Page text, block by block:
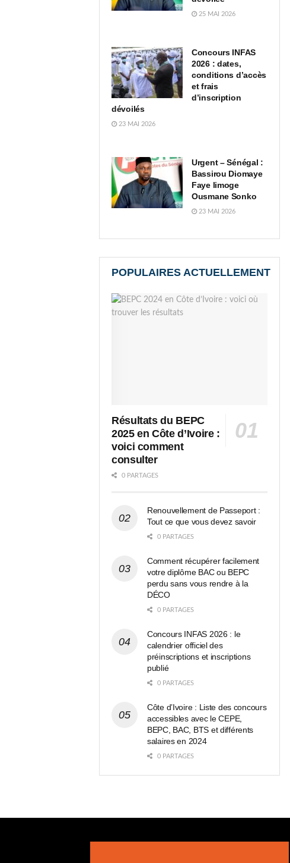
25 MAI 2026
Concours INFAS
2026 : dates,
conditions d’accès
et frais
d’inscription
dévoilés
23 MAI 2026
Urgent – Sénégal :
Bassirou Diomaye
Faye limoge
Ousmane Sonko
23 MAI 2026
POPULAIRES ACTUELLEMENT
Résultats du BEPC
2025 en Côte d’Ivoire :
voici comment
consulter
0 PARTAGES
Renouvellement de Passeport :
Tout ce que vous devez savoir
0 PARTAGES
Comment récupérer facilement
votre diplôme BAC ou BEPC
perdu sans vous rendre à la
DÉCO
0 PARTAGES
Concours INFAS 2026 : le
calendrier officiel des
préinscriptions et inscriptions
publié
0 PARTAGES
Côte d’Ivoire : Liste des concours
accessibles avec le CEPE,
BEPC, BAC, BTS et différents
salaires en 2024
0 PARTAGES